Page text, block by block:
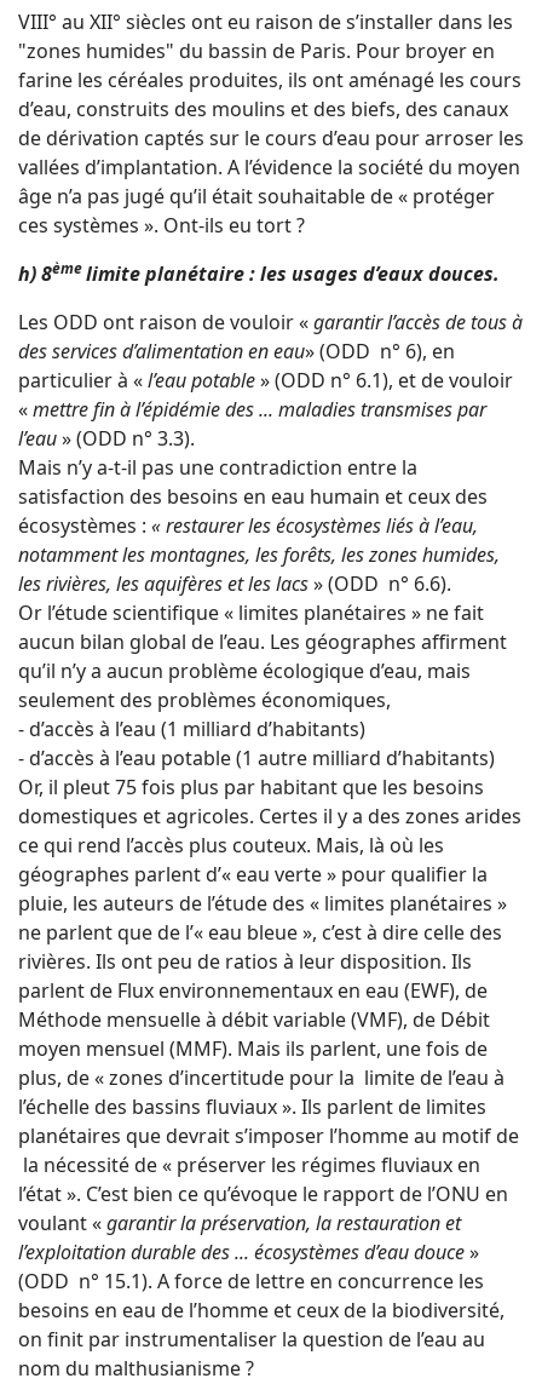
VIII° au XII° siècles ont eu raison de s’installer dans les
"zones humides" du bassin de Paris. Pour broyer en
farine les céréales produites, ils ont aménagé les cours
d’eau, construits des moulins et des biefs, des canaux
de dérivation captés sur le cours d’eau pour arroser les
vallées d’implantation. A l’évidence la société du moyen
âge n’a pas jugé qu’il était souhaitable de « protéger
ces systèmes ». Ont-ils eu tort ?
h) 8èmelimite planétaire : les usages d’eaux douces.
Les ODD ont raison de vouloir «garantir l’accès de tous à
des services d’alimentation en eau» (ODD n° 6), en
particulier à «l’eau potable» (ODD n° 6.1), et de vouloir
«mettre fin à l’épidémie des ... maladies transmises par
l’eau» (ODD n° 3.3).
Mais n’y a-t-il pas une contradiction entre la
satisfaction des besoins en eau humain et ceux des
écosystèmes : « restaurer les écosystèmes liés à l’eau,
notamment les montagnes, les forêts, les zones humides,
les rivières, les aquifères et les lacs» (ODD n° 6.6).
Or l’étude scientifique « limites planétaires » ne fait
aucun bilan global de l’eau. Les géographes affirment
qu’il n’y a aucun problème écologique d’eau, mais
seulement des problèmes économiques,
- d’accès à l’eau (1 milliard d’habitants)
- d’accès à l’eau potable (1 autre milliard d’habitants)
Or, il pleut 75 fois plus par habitant que les besoins
domestiques et agricoles. Certes il y a des zones arides
ce qui rend l’accès plus couteux. Mais, là où les
géographes parlent d’« eau verte » pour qualifier la
pluie, les auteurs de l’étude des « limites planétaires »
ne parlent que de l’« eau bleue », c’est à dire celle des
rivières. Ils ont peu de ratios à leur disposition. Ils
parlent de Flux environnementaux en eau (EWF), de
Méthode mensuelle à débit variable (VMF), de Débit
moyen mensuel (MMF). Mais ils parlent, une fois de
plus, de « zones d’incertitude pour la limite de l’eau à
l’échelle des bassins fluviaux ». Ils parlent de limites
planétaires que devrait s’imposer l’homme au motif de
la nécessité de « préserver les régimes fluviaux en
l’état ». C’est bien ce qu’évoque le rapport de l’ONU en
voulant «garantir la préservation, la restauration et
l’exploitation durable des ... écosystèmes d’eau douce»
(ODD n° 15.1). A force de lettre en concurrence les
besoins en eau de l’homme et ceux de la biodiversité,
on finit par instrumentaliser la question de l’eau au
nom du malthusianisme ?